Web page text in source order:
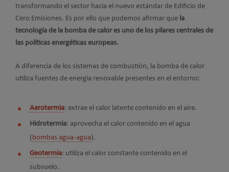
transformando el sector hacia el nuevo estándar de Edificio de
Cero Emisiones. Es por ello que podemos afirmar que la
tecnología de la bomba de calor es uno de los pilares centrales de
las políticas energéticas europeas.
A diferencia de los sistemas de combustión, la bomba de calor
utiliza fuentes de energía renovable presentes en el entorno:
Aerotermia: extrae el calor latente contenido en el aire.
Hidrotermia: aprovecha el calor contenido en el agua
( bombas agua-agua).
Geotermia: utiliza el calor constante contenido en el
subsuelo.